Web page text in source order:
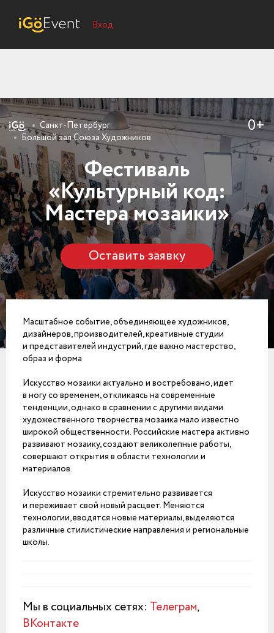
Вход
Санкт-Петербург
Большой зал Союза Художников
0+
Фестиваль
«Культурный код:
Мастера мозаики»
Оставить заявку
Масштабное событие, объединяющее художников,
дизайнеров, производителей, креативные студии
и представителей индустрий, где важно мастерство,
образ и форма
Искусство мозаики актуально и востребовано, идет
в ногу со временем, откликаясь на современные
тенденции, однако в сравнении с другими видами
художественного творчества мозаика мало известно
широкой общественности. Российские мастера активно
развивают мозаику, создают великолепные работы,
совершают открытия в области технологии и
материалов.
Искусство мозаики стремительно развивается
и переживает свой новый расцвет. Меняются
технологии, вводятся новые материалы, выделяются
различные стилистические направления и региональные
школы.
Мы в социальных сетях: Телеграм,
ВКонтакте